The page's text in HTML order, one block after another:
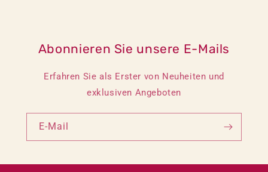
Abonnieren Sie unsere E-Mails
Erfahren Sie als Erster von Neuheiten und
exklusiven Angeboten
E-Mail